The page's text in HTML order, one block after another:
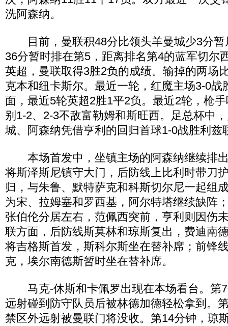
洗阿森纳。
目前，曼联积48分比领头羊曼城少3分暂
36分暂时排在第5，距离排名第4的蓝军切尔
英超，曼联取得3胜2负的成绩。输掉的两场
克本和纽卡斯尔。最近一轮，红魔主场3-0战
面，最近5轮英超2胜1平2负。最近2轮，枪
别1-2、2-3不敌富勒姆和斯旺西。足总杯中
城、阿森纳凭借亨利的回归首球1-0战胜利兹
本场首发中，坐镇主场的阿森纳继续排出
将斯泽斯尼镇守大门，后防线上比利时带刀
归，与朱鲁、默特萨克和科斯切尔尼一起组
为宋、拉姆塞和罗西基，阿尔特塔继续缺阵
张伯伦分居左右，范佩西突前，亨利则因伤
联方面，后防线斯莫林和琼斯复出，费迪南
将吉格斯首发，斯科尔斯坐在替补席；前锋
克，埃尔南德斯暂时坐在替补席。
马克-休斯和卡佩罗出现在本场看台。第7
远射碰到防守队员后被林德加德轻松拿到。
禁区外远射被曼联门将没收。第14分钟，琼